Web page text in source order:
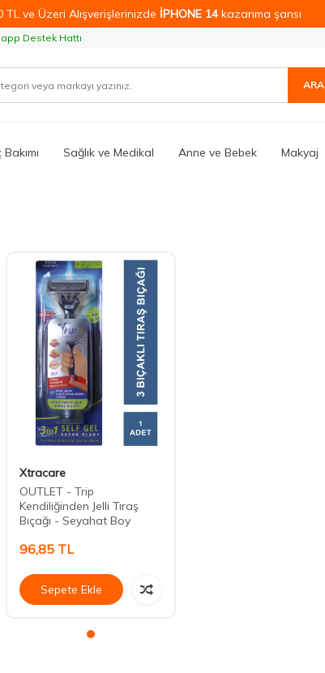
ve Üzeri Alışverişlerinizde İPHONE 14kazanma şansı
Destek Hattı
ARA
Sağlık ve Medikal Anne ve Bebek Makyaj
Xtracare
OUTLET - Trip
Kendiliğinden Jelli Tıraş
Bıçağı - Seyahat Boy
96,85 TL
Sepete Ekle